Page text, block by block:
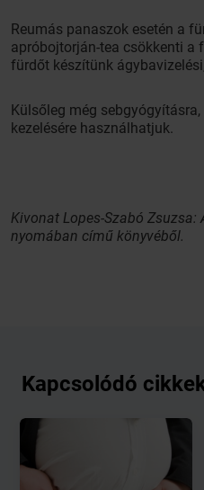
Reumás panaszok esetén a
apróbojtorján-tea csökkenti a
fürdőt készítünk
Külsőleg még
kezelésére használhatjuk.
Kivonat Lopes-Szabó Zsuzsa:
nyomában című könyvéből.
Kapcsolódó